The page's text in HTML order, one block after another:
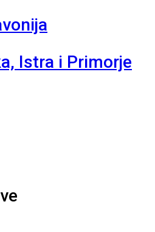
Istra i Primorje